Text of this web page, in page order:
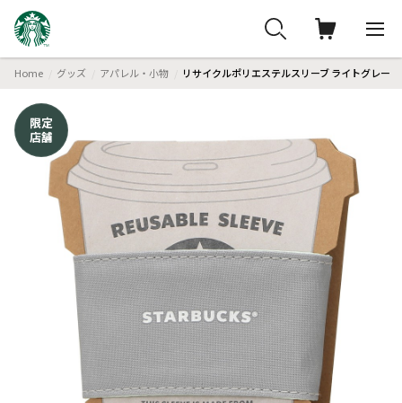
Home グッズ アパレル・小物 リサイクルポリエステルスリーブ ライトグレー
限定
店舗